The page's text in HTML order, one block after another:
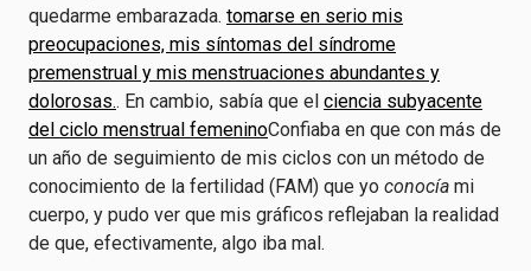
quedarme embarazada. tomarse en serio mis
preocupaciones, mis síntomas del síndrome
premenstrual y mis menstruaciones abundantes y
dolorosas.. En cambio, sabía que el ciencia subyacente
del ciclo menstrual femeninoConfiaba en que con más de
un año de seguimiento de mis ciclos con un método de
conocimiento de la fertilidad (FAM) que yo conocía mi
cuerpo, y pudo ver que mis gráficos reflejaban la realidad
de que, efectivamente, algo iba mal.